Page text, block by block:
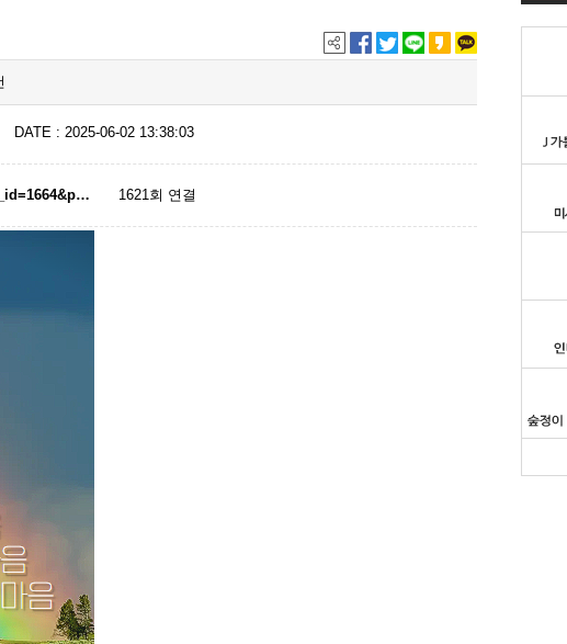
DATE : 2025-06-02 13:38:03
1621회 연결